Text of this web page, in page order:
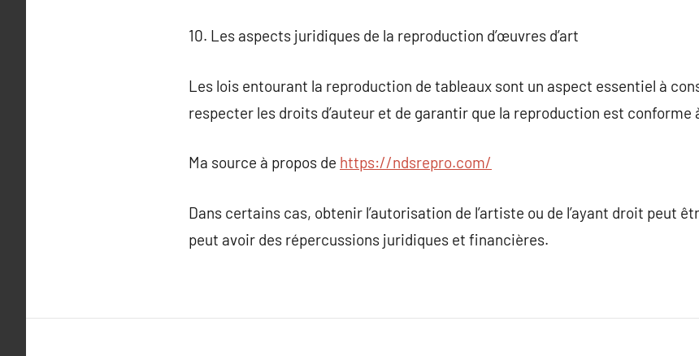
10. Les aspects juridiques de la reproduction d’œuvres d’art
Les lois entourant la reproduction de tableaux sont un aspect essentiel à
respecter les droits d’auteur et de garantir que la reproduction est conforme
Ma source à propos de https://ndsrepro.com/
Dans certains cas, obtenir l’autorisation de l’artiste ou de l’ayant droit peut
peut avoir des répercussions juridiques et financières.